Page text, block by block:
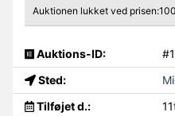
Auktionen lukket ved
Auktions-ID:
Sted:
Tilføjet d.: